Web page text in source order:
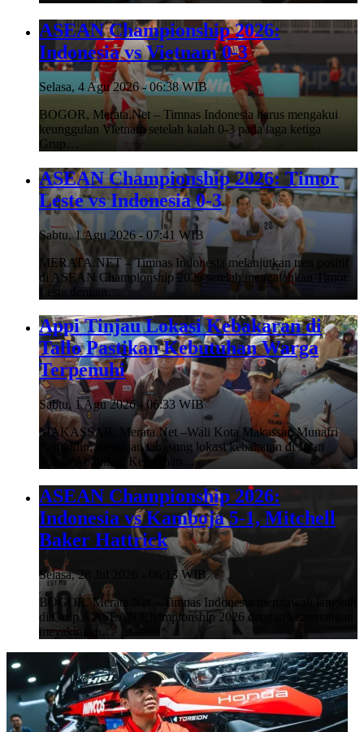
ASEAN Championship 2026:
Indonesia vs Vietnam 0-3
Selasa, 4 Agu 2026 - 06:38 WIB
BOGOR, Merata.Net – Timnas Indonesia harus mengakui
keunggulan Vietnam setelah kalah 0-3 pada laga ketiga
Grup…
ASEAN Championship 2026: Timor
Leste vs Indonesia 0-3
Sabtu, 1 Agu 2026 - 07:41 WIB
MERATA.NET – Timnas Indonesia melanjutkan tren positif
di ASEAN Championship 2026 setelah mengalahkan Timor
Leste dengan…
Appi Tinjau Lokasi Kebakaran di
Tallo Pastikan Kebutuhan Warga
Terpenuhi
Sabtu, 1 Agu 2026 - 06:33 WIB
MAKASSAR, Merata.Net –Wali Kota Makassar, Munafri
Arifuddin, meninjau langsung lokasi kebakaran di Jalan
Sultan Abdullah, Kelurahan…
ASEAN Championship 2026:
Indonesia vs Kamboja 5-1, Mitchell
Baker Hattrick
Selasa, 28 Jul 2026 - 06:13 WIB
BOGOR, Merata.Net – Timnas Indonesia mengawali langkah
di Grup A ASEAN Championship 2026 dengan kemenangan
meyakinkan…